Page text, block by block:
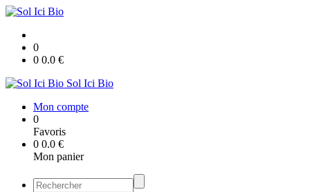
0
0 0.0 €
Sol Ici Bio
Mon compte
0
Favoris
0 0.0 €
Mon panier